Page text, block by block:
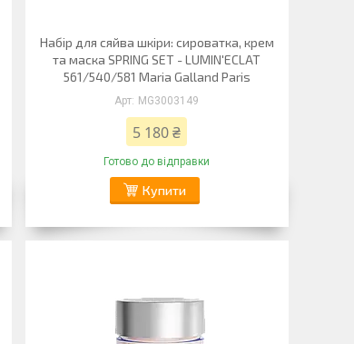
Набір для сяйва шкіри: сироватка, крем
та маска SPRING SET - LUMIN'ECLAT
561/540/581 Maria Galland Paris
MG3003149
5 180 ₴
Готово до відправки
Купити